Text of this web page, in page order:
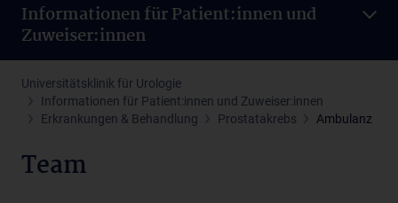
Informationen für Patient:innen und
Zuweiser:innen
Universitätsklinik für Urologie
Informationen für Patient:innen und Zuweiser:innen
Erkrankungen & Behandlung
Prostatakrebs Ambulanz
Team